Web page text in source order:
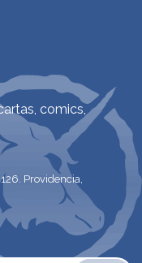
comics,
Providencia,